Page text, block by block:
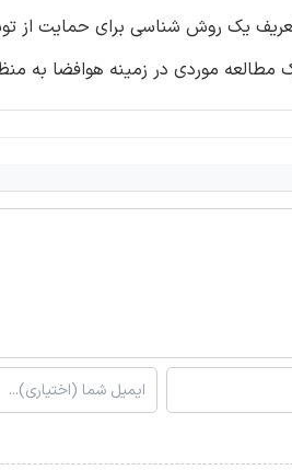
یک روش شناسی برای حمایت از
مطالعه موردی در زمینه هوافضا به